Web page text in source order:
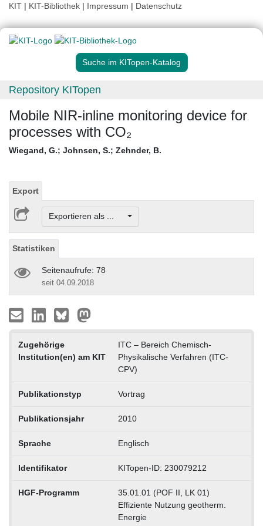
KIT | KIT-Bibliothek | Impressum | Datenschutz
Suche im KITopen-Katalog
Repository KITopen
Mobile NIR-inline monitoring device for
processes with CO₂
Wiegand, G.; Johnsen, S.; Zehnder, B.
Export
Exportieren als ...
Statistiken
Seitenaufrufe: 78
seit 04.09.2018
Zugehörige
Institution(en) am KIT
ITC – Bereich Chemisch-
Physikalische Verfahren (ITC-
CPV)
Publikationstyp Vortrag
Publikationsjahr 2010
Sprache Englisch
Identifikator KITopen-ID: 230079212
HGF-Programm
35.01.01 (POF II, LK 01)
Effiziente Nutzung geotherm.
Energie